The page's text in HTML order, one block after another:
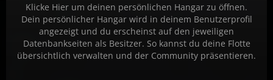
Klicke Hier um deinen persönlichen Hangar zu öffnen.
Dein persönlicher Hangar wird in deinem Benutzerprofil
angezeigt und du erscheinst auf den jeweiligen
Datenbankseiten als Besitzer. So kannst du deine Flotte
übersichtlich verwalten und der Community präsentieren.